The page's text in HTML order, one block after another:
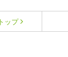
トップ